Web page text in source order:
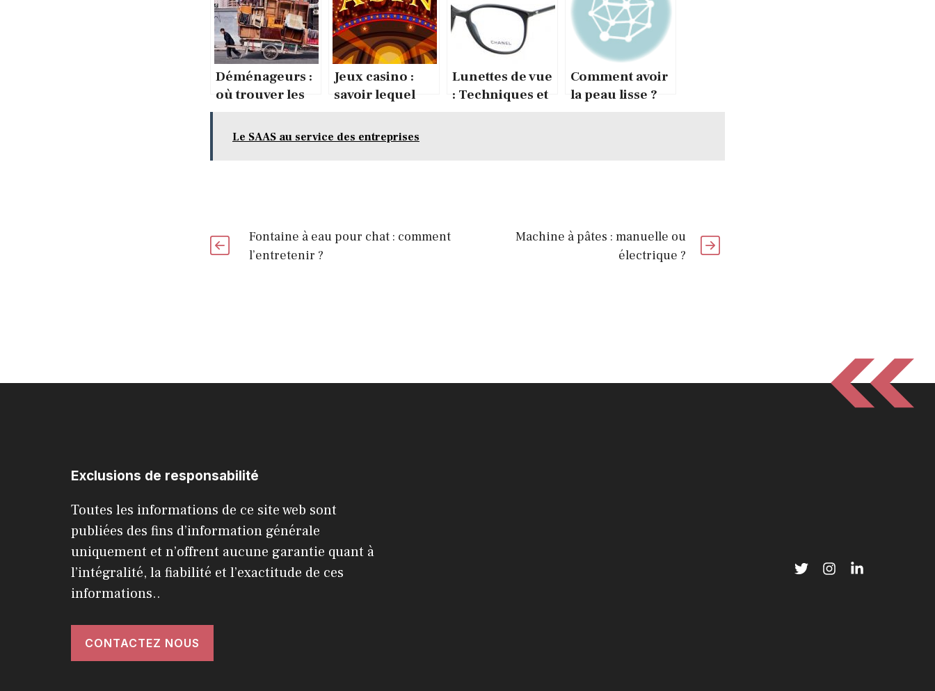
Déménageurs :
où trouver les
conseils ?
Jeux casino :
savoir lequel
Lunettes de vue
: Techniques et
Comment avoir
la peau lisse ?
Le SAAS au service des entreprises
Fontaine à eau pour chat : comment
l’entretenir ?
Machine à pâtes : manuelle ou
électrique ?
Exclusions de responsabilité
Toutes les informations de ce site web sont
publiées des fins d’information générale
uniquement et n’offrent aucune garantie quant à
l’intégralité, la fiabilité et l’exactitude de ces
informations..
CONTACTEZ NOUS